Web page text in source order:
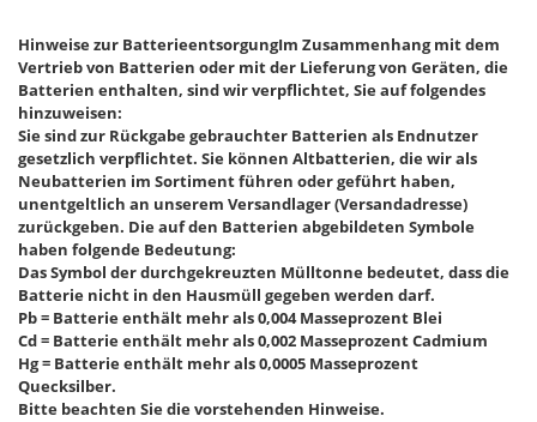
Hinweise zur BatterieentsorgungIm Zusammenhang mit dem
Vertrieb von Batterien oder mit der Lieferung von Geräten, die
Batterien enthalten, sind wir verpflichtet, Sie auf folgendes
hinzuweisen:
Sie sind zur Rückgabe gebrauchter Batterien als Endnutzer
gesetzlich verpflichtet. Sie können Altbatterien, die wir als
Neubatterien im Sortiment führen oder geführt haben,
unentgeltlich an unserem Versandlager (Versandadresse)
zurückgeben. Die auf den Batterien abgebildeten Symbole
haben folgende Bedeutung:
Das Symbol der durchgekreuzten Mülltonne bedeutet, dass die
Batterie nicht in den Hausmüll gegeben werden darf.
Pb = Batterie enthält mehr als 0,004 Masseprozent Blei
Cd = Batterie enthält mehr als 0,002 Masseprozent Cadmium
Hg = Batterie enthält mehr als 0,0005 Masseprozent
Quecksilber.
Bitte beachten Sie die vorstehenden Hinweise.